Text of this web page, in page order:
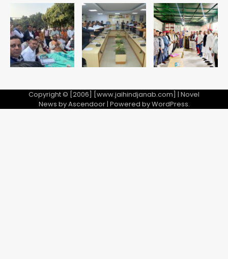
5
उड़ाए, अब पहुंचा सलाखों के पीछे
Team JHJ
Copyright © [2006] [www.jaihindjanab.com] | Novel
News byAscendoor| Powered byWordPress.